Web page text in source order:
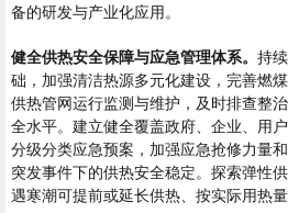
备的研发与产业化应用。
健全供热安全保障与应急管理体系。 持
础，加强清洁热源多元化建设，完善燃
供热管网运行监测与维护，及时排查整
全水平。建立健全覆盖政府、企业、用
分级分类应急预案，加强应急抢修力量
突发事件下的供热安全稳定。探索弹性
遇寒潮可提前或延长供热、按实际用热